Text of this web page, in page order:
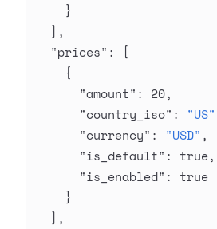
    }
  ],
  "prices"
: [
    {
      "amount"
: 20,
      "country_iso"
: "US"
      "currency"
: "USD" ,
      "is_default"
: true,
      "is_enabled"
: true
    }
  ],